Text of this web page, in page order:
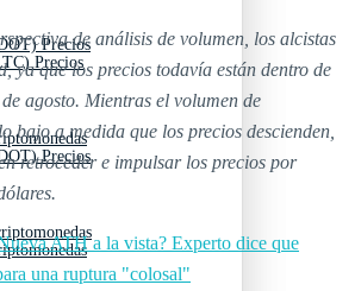
Precios
Precios
Precios
de análisis de volumen, los alcistas
ya que los precios todavía están dentro de
agosto. Mientras el volumen de
bajo a medida que los precios descienden,
retroceder e impulsar los precios por
ATH a la vista? Experto dice que
una ruptura "colosal"